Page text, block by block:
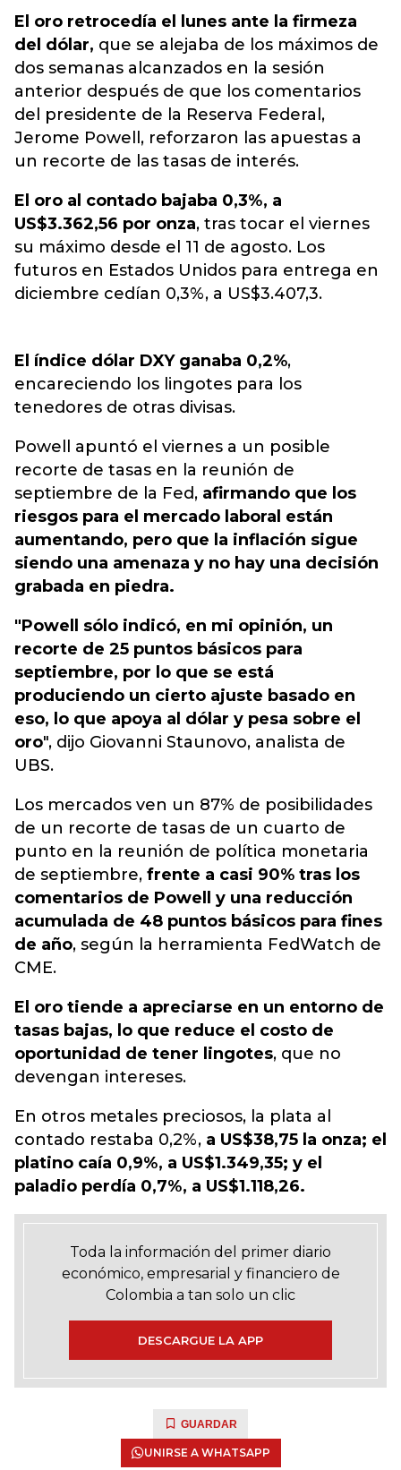
El oro retrocedía el lunes ante la firmeza
del dólar, que se alejaba de los máximos de
dos semanas alcanzados en la sesión
anterior después de que los comentarios
del presidente de la Reserva Federal,
Jerome Powell, reforzaron las apuestas a
un recorte de las tasas de interés.
El oro al contado bajaba 0,3%, a
US$3.362,56 por onza, tras tocar el viernes
su máximo desde el 11 de agosto. Los
futuros en Estados Unidos para entrega en
diciembre cedían 0,3%, a US$3.407,3.
El índice dólar DXY ganaba 0,2%,
encareciendo los lingotes para los
tenedores de otras divisas.
Powell apuntó el viernes a un posible
recorte de tasas en la reunión de
septiembre de la Fed, afirmando que los
riesgos para el mercado laboral están
aumentando, pero que la inflación sigue
siendo una amenaza y no hay una decisión
grabada en piedra.
"Powell sólo indicó, en mi opinión, un
recorte de 25 puntos básicos para
septiembre, por lo que se está
produciendo un cierto ajuste basado en
eso, lo que apoya al dólar y pesa sobre el
oro", dijo Giovanni Staunovo, analista de
UBS.
Los mercados ven un 87% de posibilidades
de un recorte de tasas de un cuarto de
punto en la reunión de política monetaria
de septiembre, frente a casi 90% tras los
comentarios de Powell y una reducción
acumulada de 48 puntos básicos para fines
de año, según la herramienta FedWatch de
CME.
El oro tiende a apreciarse en un entorno de
tasas bajas, lo que reduce el costo de
oportunidad de tener lingotes, que no
devengan intereses.
En otros metales preciosos, la plata al
contado restaba 0,2%, a US$38,75 la onza; el
platino caía 0,9%, a US$1.349,35; y el
paladio perdía 0,7%, a US$1.118,26.
Toda la información del primer diario
económico, empresarial y financiero de
Colombia a tan solo un clic
DESCARGUE LA APP
GUARDAR
UNIRSE A WHATSAPP